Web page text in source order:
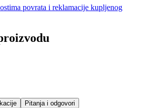
povrata i reklamacije kupljenog
Pitanja i odgovori